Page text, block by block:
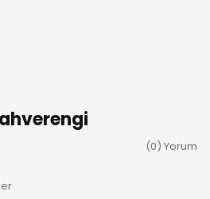
(0) Yorum